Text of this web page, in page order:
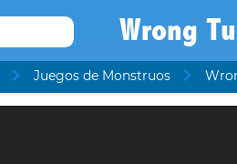
Wrong
Juegos de Monstruos